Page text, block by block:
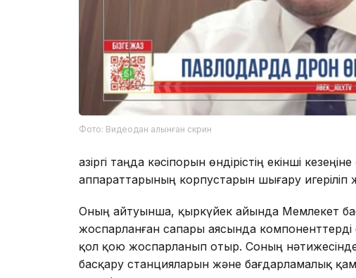
Фото: Видеодан алынған скрин
Қазіргі таңда кәсіпорын өндірістің екінші
аппараттарының корпустарын шығару игеріліп
Оның айтуынша, қыркүйек айында Мемлекет
жоспарланған сапары аясында компоненттерді
қол қою жоспарланып отыр. Соның
басқару станцияларын және бағдарламалық